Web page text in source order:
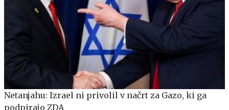
Netanjahu: Izrael ni privolil v načrt za Gazo, ki ga
podpirajo ZDA